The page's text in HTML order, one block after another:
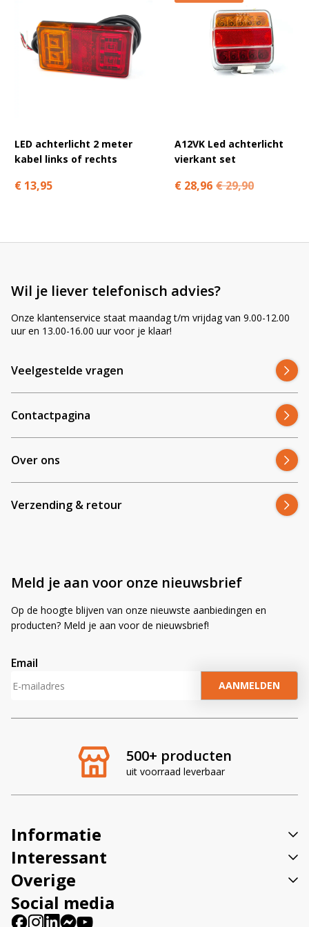
LED achterlicht 2 meter
kabel links of rechts
€ 13,95
A12VK Led achterlicht
vierkant set
€ 28,96 € 29,90
500+ producten
uit voorraad leverbaar
Wil je liever telefonisch advies?
Onze klantenservice staat maandag t/m vrijdag van 9.00-12.00
uur en 13.00-16.00 uur voor je klaar!
Veelgestelde vragen
Contactpagina
Over ons
Verzending & retour
Meld je aan voor onze nieuwsbrief
Op de hoogte blijven van onze nieuwste aanbiedingen en
producten? Meld je aan voor de nieuwsbrief!
Email
A
t
:
Informatie
Interessant
Overige
Social media
A
l
t
i
e